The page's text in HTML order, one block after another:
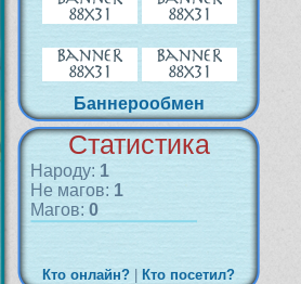
Баннерообмен
Статистика
Народу: 1
Не магов: 1
Магов: 0
Кто онлайн? Кто посетил?